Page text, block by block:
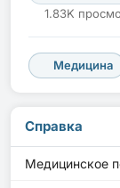
1.83K
Медицина
Справка
Медицинское